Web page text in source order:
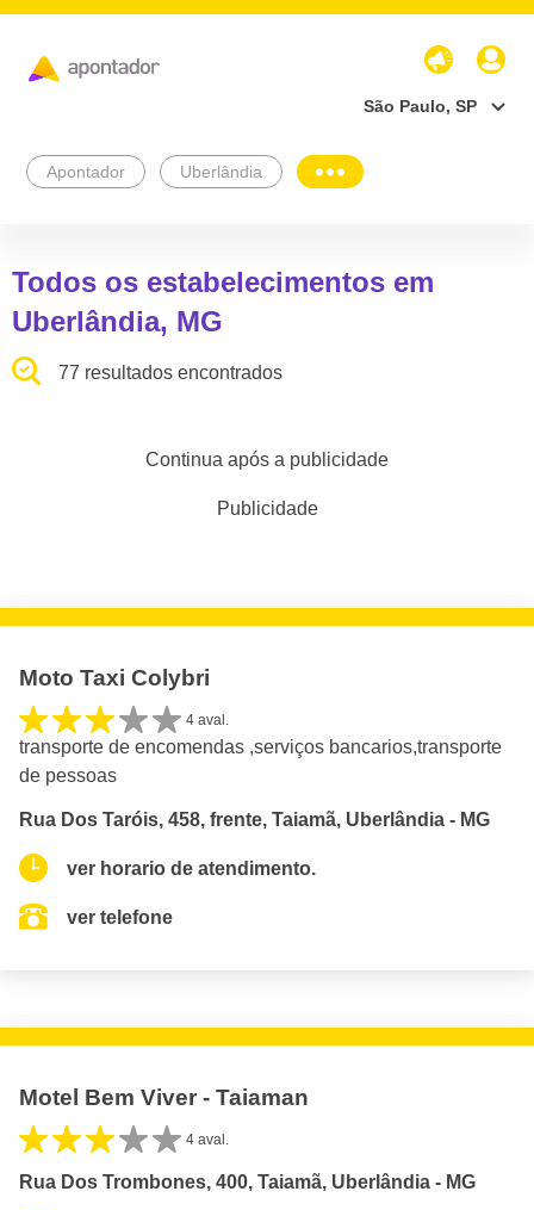
São Paulo, SP
Apontador Uberlândia
Todos os estabelecimentos em
Uberlândia, MG
77 resultados encontrados
Continua após a publicidade
Publicidade
Moto Taxi Colybri
4 aval.
transporte de encomendas ,serviços bancarios,transporte
de pessoas
Rua Dos Taróis, 458, frente, Taiamã, Uberlândia - MG
ver horario de atendimento.
ver telefone
Motel Bem Viver - Taiaman
4 aval.
Rua Dos Trombones, 400, Taiamã, Uberlândia - MG